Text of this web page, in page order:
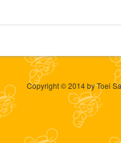
Copyright © 2014 by Toei